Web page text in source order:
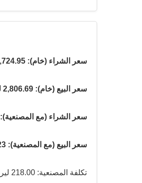
سعر الشراء (خام): 2,724.95 ليرة تركية
سعر البيع (خام): 2,806.69 ليرة تركية
سعر الشراء (مع المصنعية): 2,942.94 ليرة تركية
سعر البيع (مع المصنعية): 3,031.23 ليرة تركية
تكلفة المصنعية: 218.00 ليرة تركية